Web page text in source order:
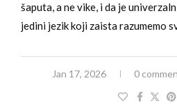
šaputa, a ne vike, i da je
jedini jezik koji zaista razumemo
Jan 17, 2026 0